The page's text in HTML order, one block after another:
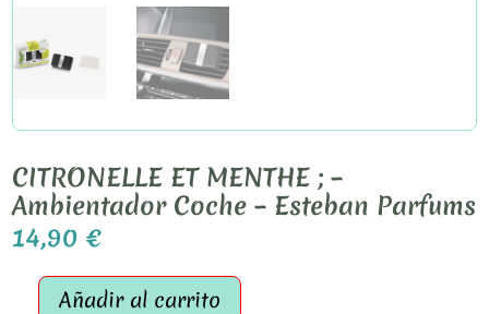
CITRONELLE ET MENTHE ; –
Ambientador Coche – Esteban Parfums
14,90€
Añadir al carrito